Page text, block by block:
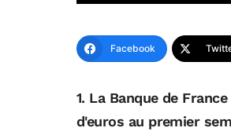
Facebook
1. La Banque de
d'euros au premier